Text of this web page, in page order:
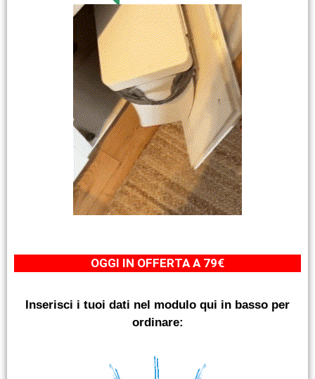
OGGI IN OFFERTA A 79€
Inserisci i tuoi dati nel modulo qui in basso per
ordinare: